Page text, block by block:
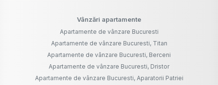
Vânzări apartamente
Apartamente de vânzare Bucuresti
Apartamente de vânzare Bucuresti, Titan
Apartamente de vânzare Bucuresti, Berceni
Apartamente de vânzare Bucuresti, Dristor
Apartamente de vânzare Bucuresti, Aparatorii Patriei